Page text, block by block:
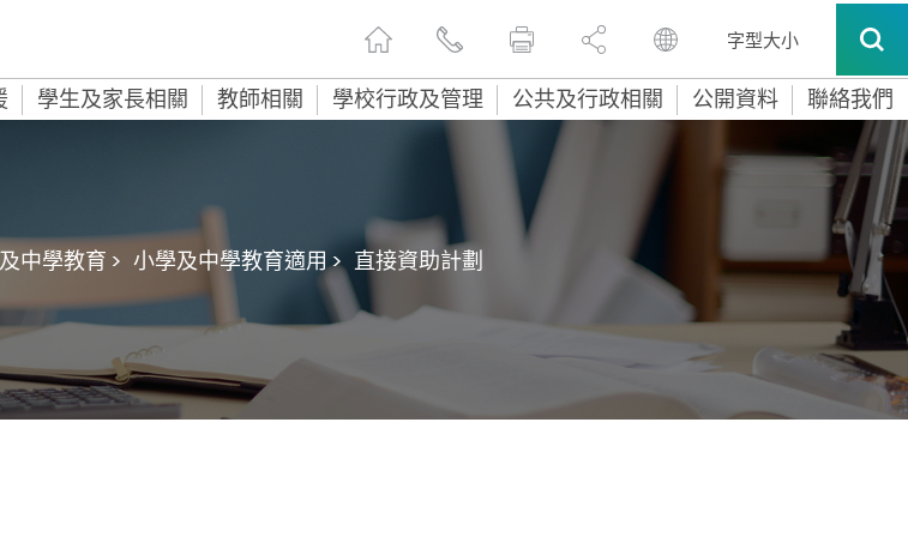
字型大小
學生及家長相關 教師相關 學校行政及管理 公共及行政相關 公開資料 聯絡我們
中學教育 > 小學及中學教育適用 > 直接資助計劃